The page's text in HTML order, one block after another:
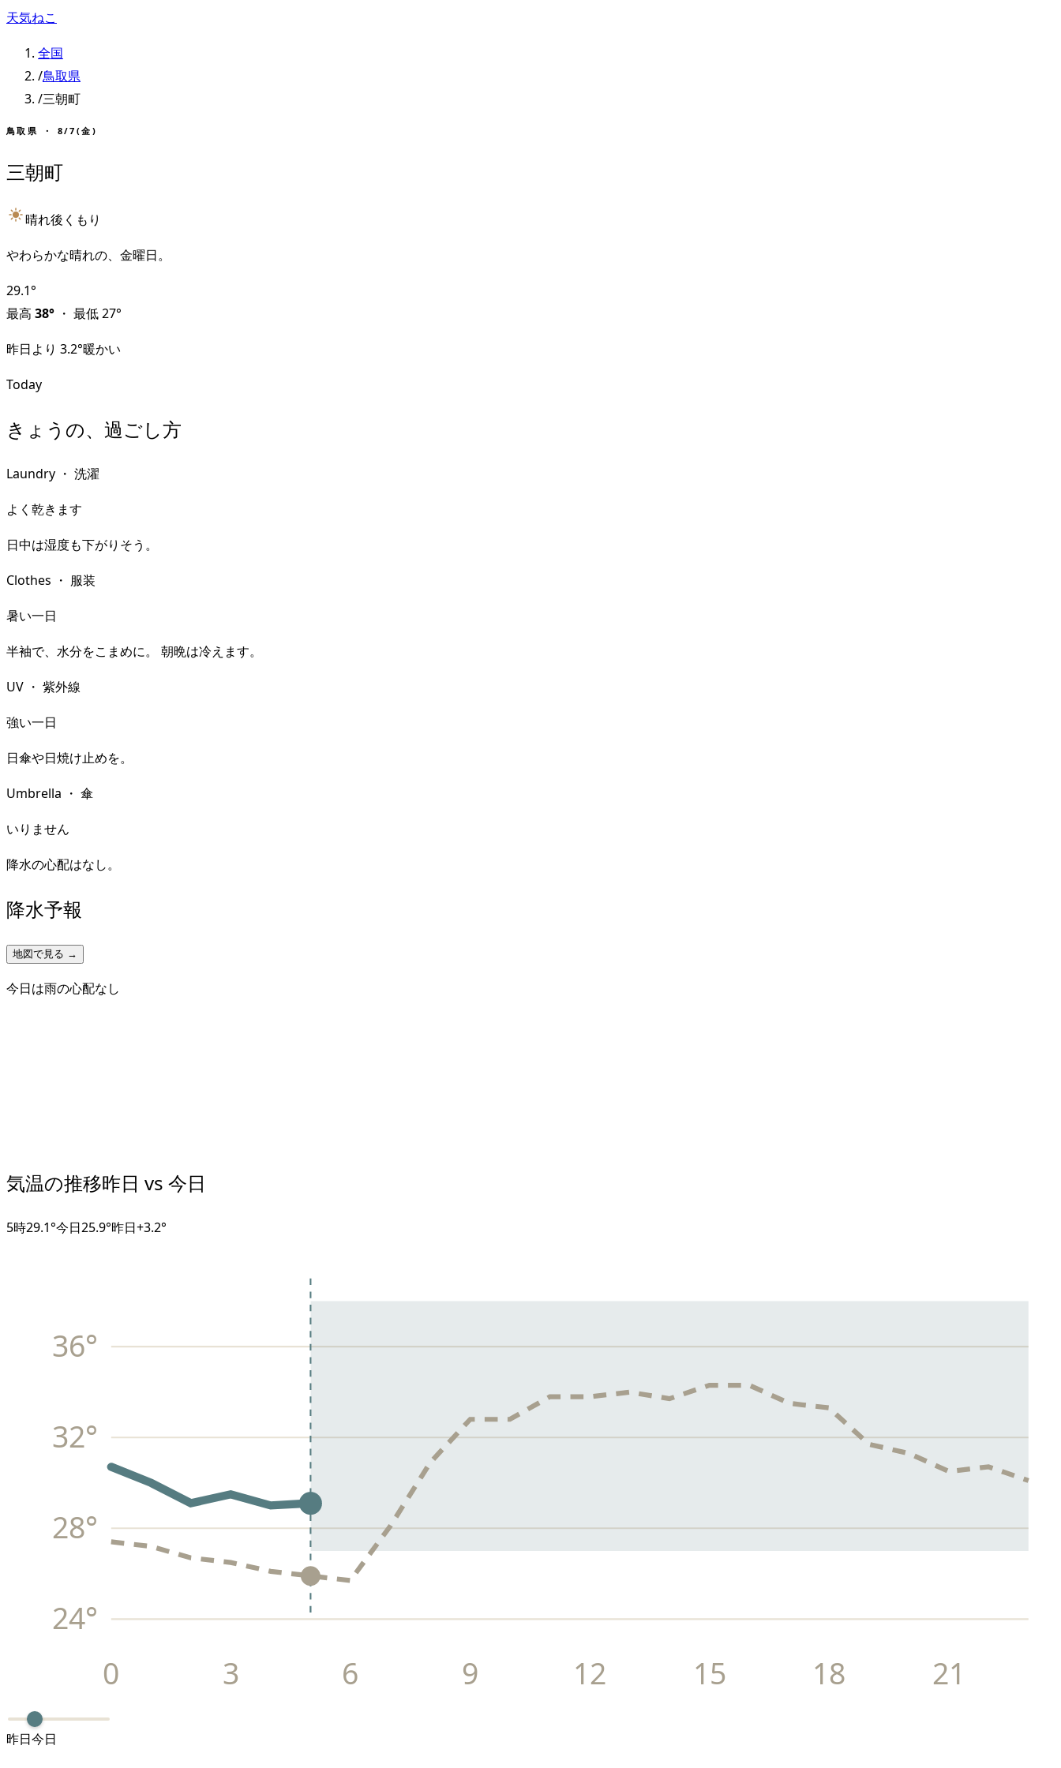
天気ねこ
全国
/鳥取県
/三朝町
鳥取県 ・ 8/7(金)
三朝町
晴れ後くもり
やわらかな晴れの、金曜日。
29.1°
最高 38° ・ 最低27°
昨日より 3.2°暖かい
Today
きょうの、過ごし方
Laundry ・ 洗濯
よく乾きます
日中は湿度も下がりそう。
Clothes ・ 服装
暑い一日
半袖で、水分をこまめに。 朝晩は冷えます。
UV ・ 紫外線
強い一日
日傘や日焼け止めを。
Umbrella ・ 傘
いりません
降水の心配はなし。
降水予報
地図で見る →
今日は雨の心配なし
気温の推移昨日 vs 今日
5時29.1°今日25.9°昨日+3.2°
24°
28°
32°
36°
0 3 6 9 12 15 18 21
昨日今日